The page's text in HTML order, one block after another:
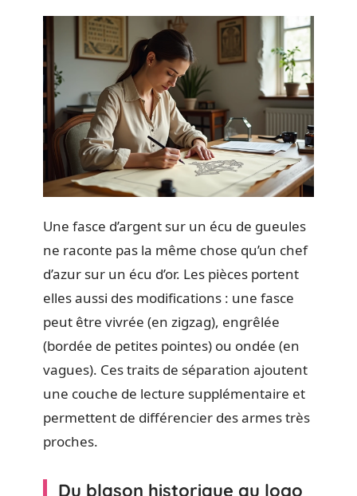
Une fasce d’argent sur un écu de gueules
ne raconte pas la même chose qu’un chef
d’azur sur un écu d’or. Les pièces portent
elles aussi des modifications : une fasce
peut être vivrée (en zigzag), engrêlée
(bordée de petites pointes) ou ondée (en
vagues). Ces traits de séparation ajoutent
une couche de lecture supplémentaire et
permettent de différencier des armes très
proches.
Du blason historique au logo